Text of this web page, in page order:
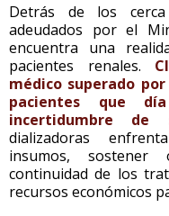
Detrás de los
adeudados por el
encuentra una
pacientes renales.
médico superado
pacientes que
incertidumbre de
dializadoras
insumos,
continuidad de los
recursos económicos